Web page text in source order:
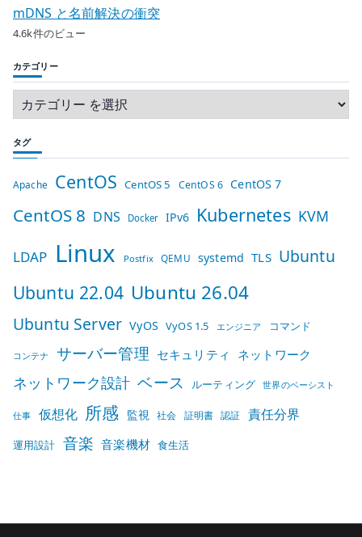
mDNS と名前解決の衝突
4.6k件のビュー
カテゴリー
タグ
Apache CentOS CentOS 5 CentOS 6 CentOS 7
CentOS 8 DNS Docker IPv6 Kubernetes KVM
LDAP Linux Postfix QEMU systemd TLS Ubuntu
Ubuntu 22.04 Ubuntu 26.04
Ubuntu Server VyOS VyOS 1.5 エンジニア コマンド
コンテナ サーバー管理 セキュリティ ネットワーク
ネットワーク設計 ベース ルーティング 世界のベーシスト
仕事 仮想化 所感 監視 社会 証明書 認証 責任分界
運用設計 音楽 音楽機材 食生活